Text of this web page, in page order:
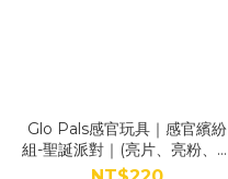
Glo Pals感官玩具｜感官繽紛
組-聖誕派對｜(亮片、亮粉、主
題小物)